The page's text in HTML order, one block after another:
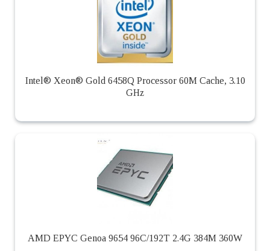
Intel® Xeon® Gold 6458Q Processor 60M Cache, 3.10
GHz
AMD EPYC Genoa 9654 96C/192T 2.4G 384M 360W